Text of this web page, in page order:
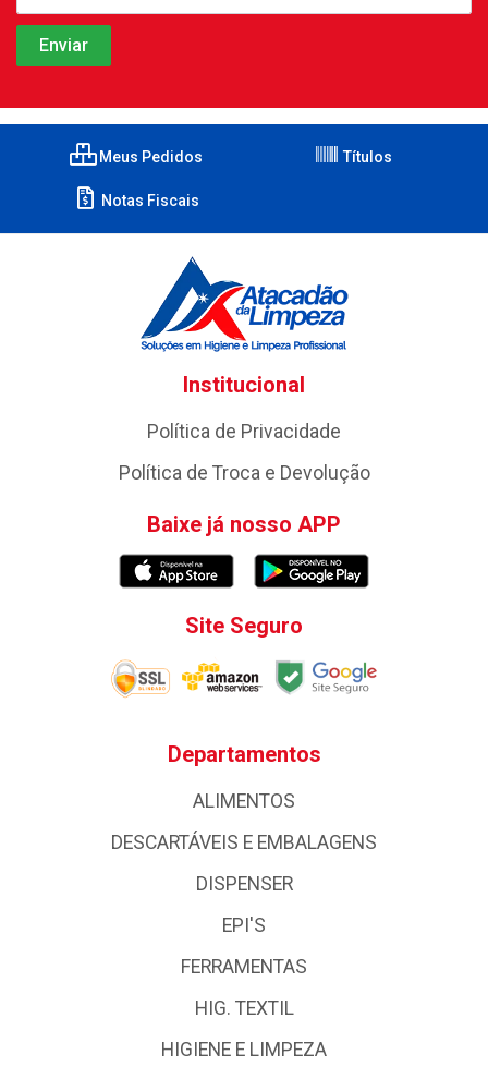
Meus Pedidos Títulos
Notas Fiscais
Institucional
Política de Privacidade
Política de Troca e Devolução
Baixe já nosso APP
Site Seguro
Departamentos
ALIMENTOS
DESCARTÁVEIS E EMBALAGENS
DISPENSER
EPI'S
FERRAMENTAS
HIG. TEXTIL
HIGIENE E LIMPEZA